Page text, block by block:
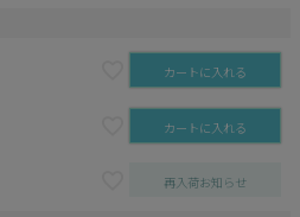
カートに入れる
カートに入れる
再入荷お知らせ